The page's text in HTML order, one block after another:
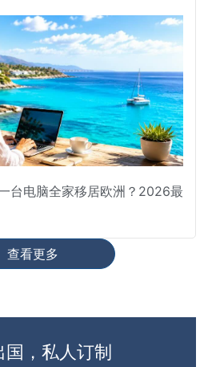
台电脑全家移居欧洲？2026最
查看更多
国，私人订制